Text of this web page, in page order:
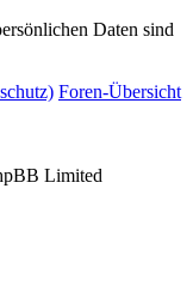
Daten sind
Foren-Übersicht
Limited